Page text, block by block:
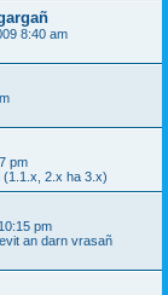
8:40 am
pm
2.x ha 3.x)
pm
an darn vrasañ